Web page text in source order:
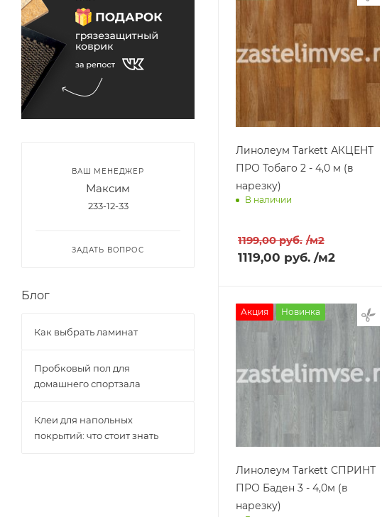
Линолеум Tarkett АКЦЕНТ
ПРО Тобаго 2 - 4,0 м (в
нарезку)
В наличии
1199,00 руб. /м2
1119,00 руб. /м2
Акция Новинка
Линолеум Tarkett СПРИНТ
ПРО Баден 3 - 4,0м (в
нарезку)
ВАШ МЕНЕДЖЕР
Максим
233-12-33
ЗАДАТЬ ВОПРОС
Блог
Как выбрать ламинат
Пробковый пол для
домашнего спортзала
Клеи для напольных
покрытий: что стоит знать